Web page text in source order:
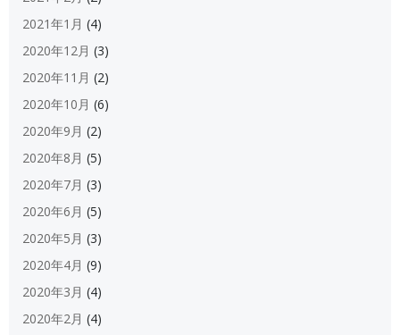
2021年1月 (4)
2020年12月 (3)
2020年11月 (2)
2020年10月 (6)
2020年9月 (2)
2020年8月 (5)
2020年7月 (3)
2020年6月 (5)
2020年5月 (3)
2020年4月 (9)
2020年3月 (4)
2020年2月 (4)